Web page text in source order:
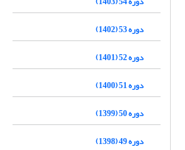
دوره 53 (1402)
دوره 52 (1401)
دوره 51 (1400)
دوره 50 (1399)
دوره 49 (1398)